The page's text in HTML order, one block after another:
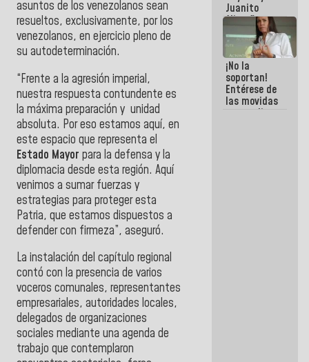
asuntos de los venezolanos sean
resueltos, exclusivamente, por los
venezolanos, en ejercicio pleno de
su autodeterminación.
“Frente a la agresión imperial,
nuestra respuesta contundente es
la máxima preparación y unidad
absoluta. Por eso estamos aquí, en
este espacio que representa el
Estado Mayor para la defensa y la
diplomacia desde esta región. Aquí
venimos a sumar fuerzas y
estrategias para proteger esta
Patria, que estamos dispuestos a
defender con firmeza”, aseguró.
La instalación del capítulo regional
contó con la presencia de varios
voceros comunales, representantes
empresariales, autoridades locales,
delegados de organizaciones
sociales mediante una agenda de
trabajo que contemplaron
Juanito
Alimaña son
harina del
mismo
costal
¡No la
soportan!
Entérese de
las movidas
que realizan